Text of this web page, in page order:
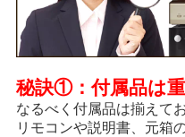
秘訣①：付属品は
なるべく付属品は揃えて
リモコンや説明書、元箱